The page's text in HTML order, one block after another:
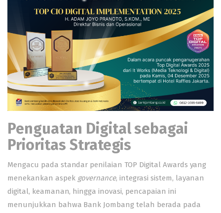
Penguatan Digital sebagai
Prioritas Strategis
Mengacu pada standar penilaian TOP Digital Awards yang
menekankan aspek governance, integrasi sistem, layanan
digital, keamanan, hingga inovasi, pencapaian ini
menunjukkan bahwa Bank Jombang telah berada pada